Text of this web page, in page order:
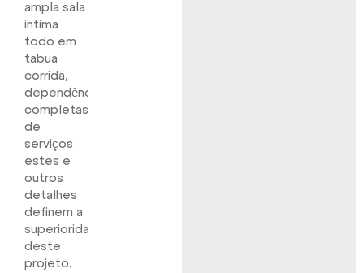
ampla sala
intima
todo em
tabua
corrida,
dependências
completas
de
serviços
estes e
outros
detalhes
definem a
superioridade
deste
projeto.